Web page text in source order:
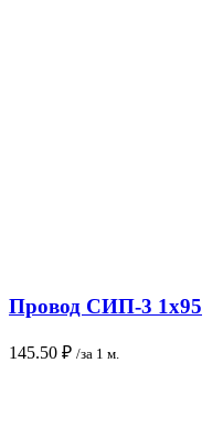
Провод СИП-3 1х95
145.50 ₽ /за 1 м.